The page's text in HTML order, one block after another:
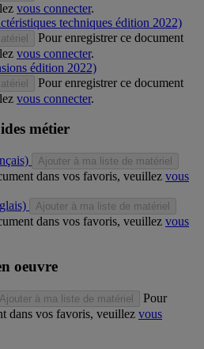
vous connecter.
techniques édition 2022)
Pour enregistrer ce document
vous connecter.
édition 2022)
Pour enregistrer ce document
vous connecter.
métier
Ajouter à ma liste de matériel
dans vos favoris, veuillez vous
Ajouter à ma liste de matériel
dans vos favoris, veuillez vous
oeuvre
Ajouter à ma liste de matériel
Pour
dans vos favoris, veuillez vous